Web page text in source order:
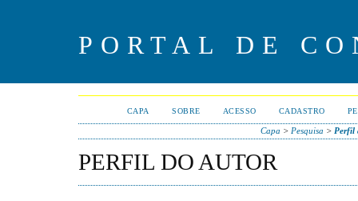
PORTAL DE
CAPA SOBRE ACESSO CADASTRO
Capa > Pesquisa > Perfil
PERFIL DO AUTOR